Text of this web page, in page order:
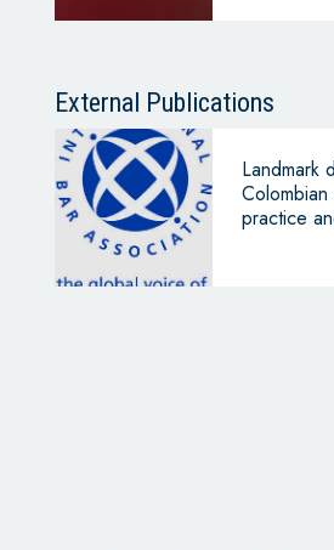
External Publications
Landmark
practice